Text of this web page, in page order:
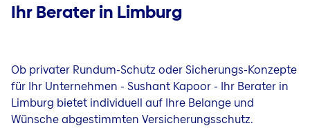
Ihr Berater in Limburg
Ob privater Rundum-Schutz oder Sicherungs-Konzepte
für Ihr Unternehmen - Sushant Kapoor - Ihr Berater in
Limburg bietet individuell auf Ihre Belange und
Wünsche abgestimmten Versicherungsschutz.